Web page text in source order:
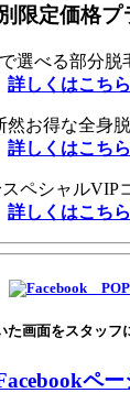
限定価格プ
選べる部分脱
詳しくはこちら
然お得な全身
詳しくはこちら
ペシャルVIP
詳しくはこちら
た画面をスタッフ
ペー